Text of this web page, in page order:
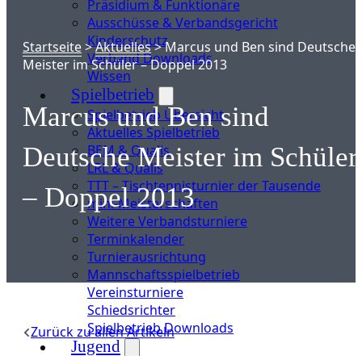
Präsidium & Funktionäre
Ausschüsse & Verbandsgericht
Kinderschutz
Verband Downloads
Wissen
Spielbetrieb
Spielbetrieb Übersicht
Aktuelles Spielbetrieb
BEM & Qualis
LRL & Qualis
TTT – Tischtennisturnier der Tausende
mini-Meisterschaften
Weitere Verbandsturniere
Terminkalender
Turnierausrichtung
Mannschaftsspielbetrieb
Vereinsturniere
Schiedsrichter
Spielbetrieb Downloads
Jugend
Startseite>Aktuelles>Marcus und Ben sind Deutsche
Meister im Schüler – Doppel 2013
Marcus und Ben sind
Deutsche Meister im Schüler
– Doppel 2013
Zurück zu allen Artikeln